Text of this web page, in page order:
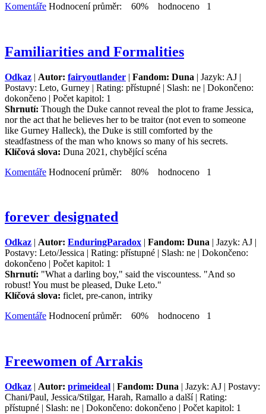
Komentáře Hodnocení průměr: 60% hodnoceno 1
Familiarities and Formalities
Odkaz | Autor: fairyoutlander | Fandom: Duna | Jazyk: AJ |
Postavy: Leto, Gurney | Rating: přístupné | Slash: ne | Dokončeno:
dokončeno | Počet kapitol: 1
Shrnutí: Though the Duke cannot reveal the plot to frame Jessica,
nor the act that he believes her to be traitor (not even to someone
like Gurney Halleck), the Duke is still comforted by the
steadfastness of the man who knows so many of his secrets.
Klíčová slova: Duna 2021, chybějící scéna
Komentáře Hodnocení průměr: 80% hodnoceno 1
forever designated
Odkaz | Autor: EnduringParadox | Fandom: Duna | Jazyk: AJ |
Postavy: Leto/Jessica | Rating: přístupné | Slash: ne | Dokončeno:
dokončeno | Počet kapitol: 1
Shrnutí: "What a darling boy," said the viscountess. "And so
robust! You must be pleased, Duke Leto."
Klíčová slova: ficlet, pre-canon, intriky
Komentáře Hodnocení průměr: 60% hodnoceno 1
Freewomen of Arrakis
Odkaz | Autor: primeideal | Fandom: Duna | Jazyk: AJ | Postavy:
Chani/Paul, Jessica/Stilgar, Harah, Ramallo a další | Rating:
přístupné | Slash: ne | Dokončeno: dokončeno | Počet kapitol: 1